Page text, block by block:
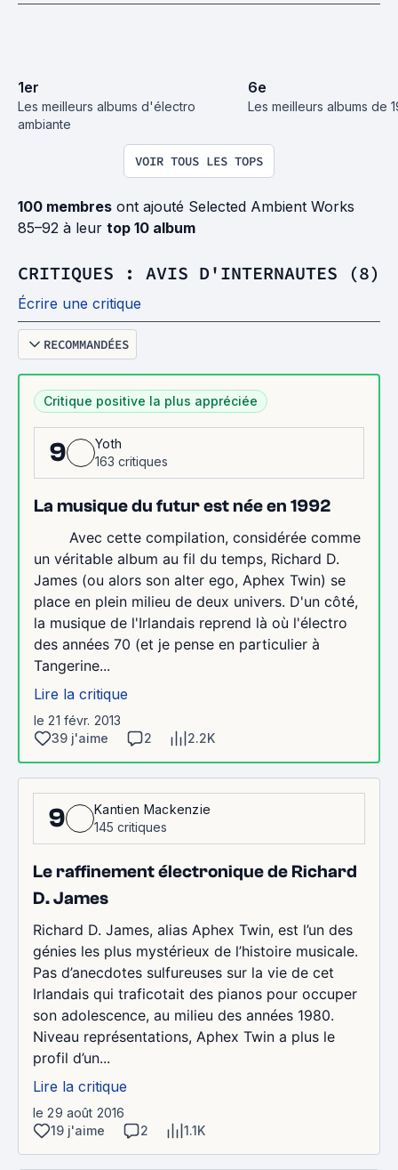
1er
Les meilleurs albums d'électro
ambiante
6e
Les meilleurs albums de
VOIR TOUS LES TOPS
100 membres ont ajouté Selected Ambient Works
85–92 à leur top 10 album
CRITIQUES : AVIS D'INTERNAUTES (8)
Écrire une critique
RECOMMANDÉES
Critique positive la plus appréciée
9
Yoth
163 critiques
La musique du futur est née en 1992
Avec cette compilation, considérée comme
un véritable album au fil du temps, Richard D.
James (ou alors son alter ego, Aphex Twin) se
place en plein milieu de deux univers. D'un côté,
la musique de l'Irlandais reprend là où l'électro
des années 70 (et je pense en particulier à
Tangerine...
Lire la critique
le 21 févr. 2013
39 j'aime
2 2.2K
9
Kantien Mackenzie
145 critiques
Le raffinement électronique de Richard
D. James
Richard D. James, alias Aphex Twin, est l’un des
génies les plus mystérieux de l’histoire musicale.
Pas d’anecdotes sulfureuses sur la vie de cet
Irlandais qui traficotait des pianos pour occuper
son adolescence, au milieu des années 1980.
Niveau représentations, Aphex Twin a plus le
profil d’un...
Lire la critique
le 29 août 2016
19 j'aime
2 1.1K